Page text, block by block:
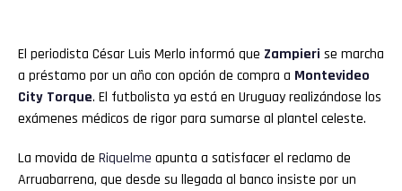
El periodista César Luis Merlo informó que Zampieri se marcha
a préstamo por un año con opción de compra a Montevideo
City Torque. El futbolista ya está en Uruguay realizándose los
exámenes médicos de rigor para sumarse al plantel celeste.
La movida de Riquelme apunta a satisfacer el reclamo de
Arruabarrena, que desde su llegada al banco insiste por un